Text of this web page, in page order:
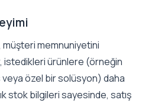
müşteri memnuniyetini
istedikleri ürünlere (örneğin
özel bir solüsyon) daha
stok bilgileri sayesinde, satış